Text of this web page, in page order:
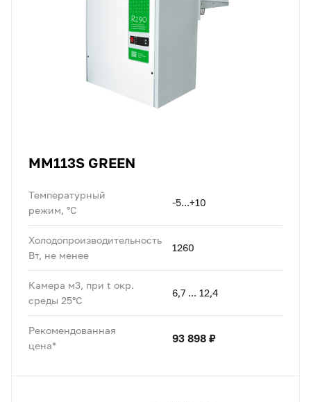
MM113S GREEN
Температурный
режим, °C
-5...+10
Холодопроизводительность
Вт, не менее
1260
Камера м3, при t окр.
среды 25°C
6,7 ... 12,4
Рекомендованная
цена*
93 898 ₽